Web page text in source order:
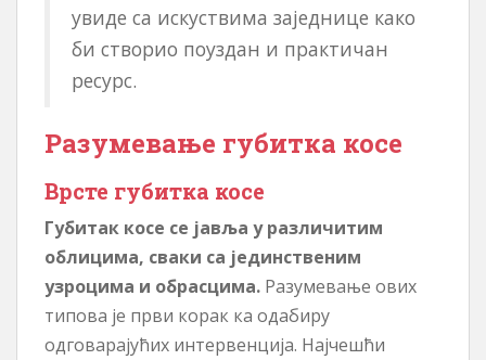
увиде са искуствима заједнице како
би створио поуздан и практичан
ресурс.
Разумевање губитка косе
Врсте губитка косе
Губитак косе се јавља у различитим
облицима, сваки са јединственим
узроцима и обрасцима. Разумевање ових
типова је први корак ка одабиру
одговарајућих интервенција. Најчешћи